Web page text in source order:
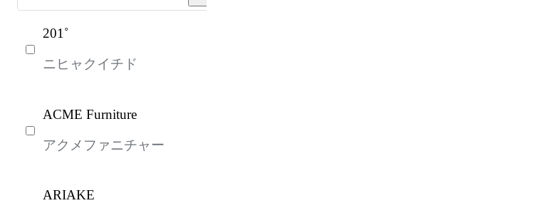
201˚
ニヒャクイチド
ACME Furniture
アクメファニチャー
ARIAKE